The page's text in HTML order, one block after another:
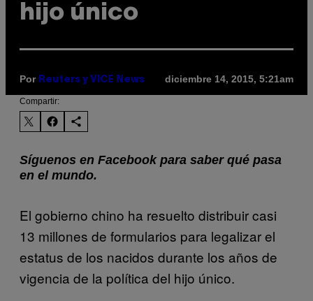
hijo único
Por Reuters y VICE News diciembre 14, 2015, 5:21am
Compartir:
Síguenos en Facebook para saber qué pasa
en el mundo.
El gobierno chino ha resuelto distribuir casi
13 millones de formularios para legalizar el
estatus de los nacidos durante los años de
vigencia de la política del hijo único.